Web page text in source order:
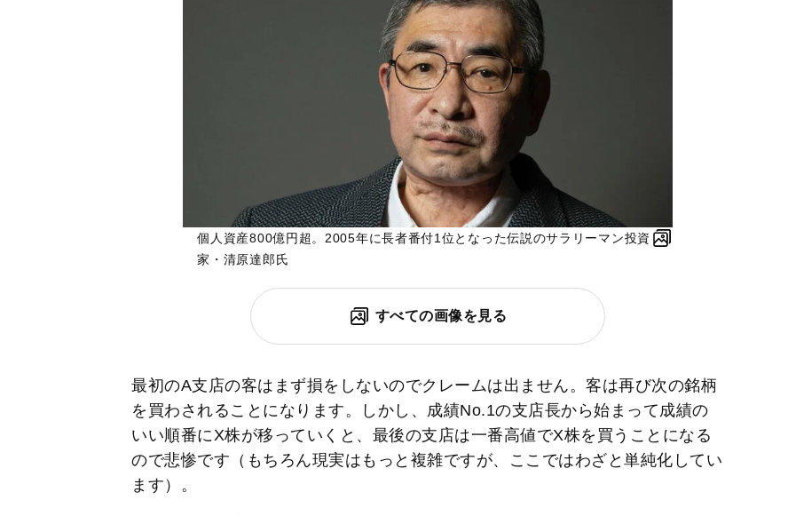
個人資産800億円超。2005年に長者番付1位となった伝説のサラリーマン投資
家・清原達郎氏
すべての画像を見る
最初のA支店の客はまず損をしないのでクレームは出ません。客は再び次の銘柄
を買わされることになります。しかし、成績No.1の支店長から始まって成績の
いい順番にX株が移っていくと、最後の支店は一番高値でX株を買うことになる
ので悲惨です（もちろん現実はもっと複雑ですが、ここではわざと単純化してい
ます）。